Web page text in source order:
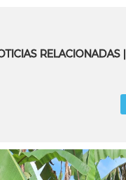
RELACIONADAS |